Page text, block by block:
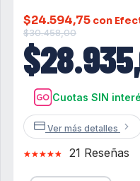
$30.458,00
$24.594,75 con
Cuotas SIN
Ver más detalles
21 Reseñas